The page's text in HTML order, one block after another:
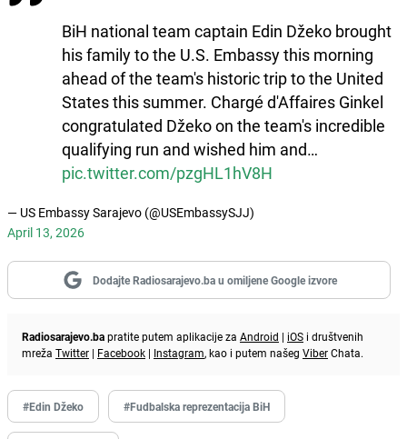
BiH national team captain Edin Džeko brought
his family to the U.S. Embassy this morning
ahead of the team's historic trip to the United
States this summer. Chargé d'Affaires Ginkel
congratulated Džeko on the team's incredible
qualifying run and wished him and…
pic.twitter.com/pzgHL1hV8H
— US Embassy Sarajevo (@USEmbassySJJ)
April 13, 2026
Dodajte Radiosarajevo.ba u omiljene Google izvore
Radiosarajevo.bapratite putem aplikacije za Android | iOS i društvenih
mreža Twitter | Facebook | Instagram, kao i putem našeg ViberChata.
#Edin Džeko #Fudbalska reprezentacija BiH